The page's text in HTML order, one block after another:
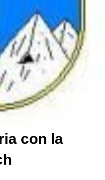
con la